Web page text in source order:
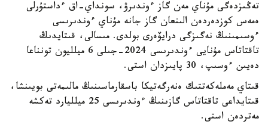
تەڭىزدەگى مۇناي مەن گاز ءوندىرۋ، سونداي-اق ءداستۇرلى
ەمەس كوزدەردەن الىنعان گاز جانە مۇناي ءوندىرىسى
ءوسىمىنىڭ نەگىزگى درايۆەرى بولدى. مىسالى، قىتايدىڭ
تاقتاتاس مۇنايى ءوندىرىسى 2024-جىلى 6 ميلليون تونناعا
دەيىن ءوسىپ، 30 پايىزدان استى.
قىتاي مەملەكەتتىك ەنەرگەتيكا باسقارماسىنىڭ مالىمەتى بويىنشا،
قىتايداعى تاقتاتاس گازىنىڭ ءوندىرىسى 25 ميلليارد تەكشە
مەتردەن استى.